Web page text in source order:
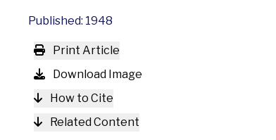
Published: 1948
Print Article
Download Image
How to Cite
Related Content